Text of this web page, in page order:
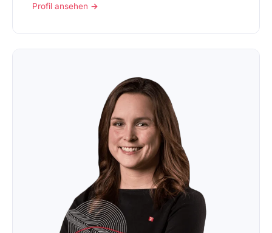
Profil ansehen →